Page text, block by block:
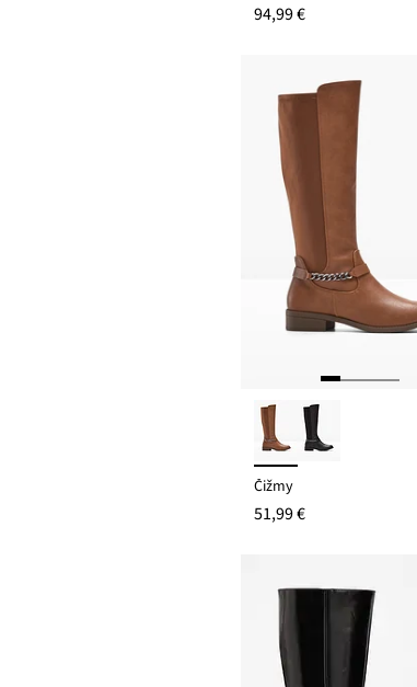
94,99 €
Čižmy
51,99 €